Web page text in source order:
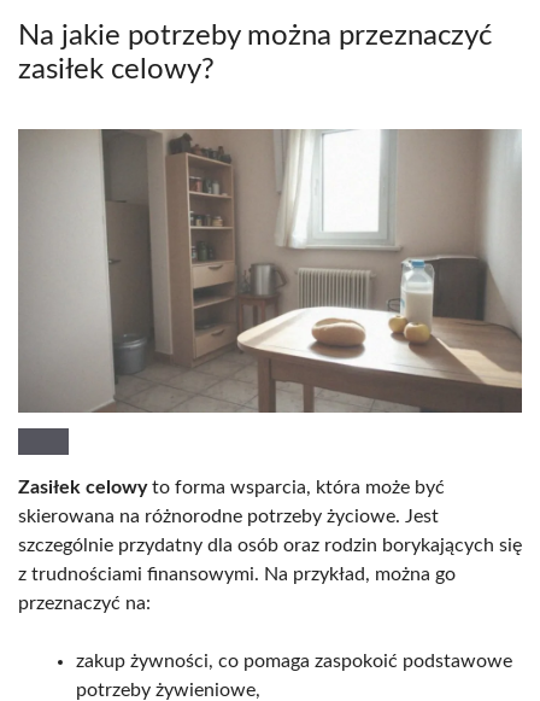
Na jakie potrzeby można przeznaczyć
zasiłek celowy?
Zasiłek celowyto forma wsparcia, która może być
skierowana na różnorodne potrzeby życiowe. Jest
szczególnie przydatny dla osób oraz rodzin borykających się
z trudnościami finansowymi. Na przykład, można go
przeznaczyć na:
zakup żywności, co pomaga zaspokoić podstawowe
potrzeby żywieniowe,